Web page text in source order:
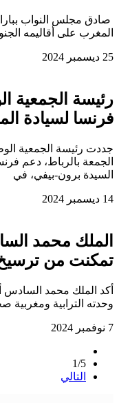
صادق مجلس النواب
المغرب على أقاليمه
25 ديسمبر 2024
رئيسة الجمعية
فرنسا لسيادة
جددت رئيسة الجمعية
الجمعة بالرباط، دعم
السيدة برون-بيفي، في
14 ديسمبر 2024
الملك محمد
تمكنت من
أكد الملك محمد
وحدته الترابية
7 نوفمبر 2024
1/5
التالي